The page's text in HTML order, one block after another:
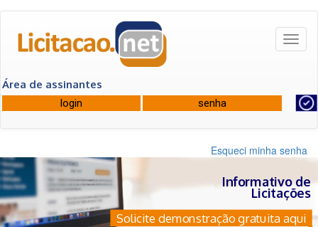
Área de assinantes
Esqueci minha senha
Informativo de
Licitações
Solicite demonstração gratuita aqui